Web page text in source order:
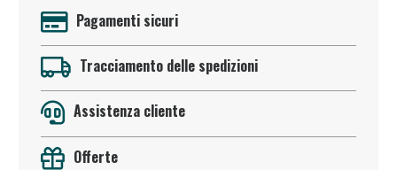
Pagamenti sicuri
Tracciamento delle spedizioni
Assistenza cliente
Offerte
Anticellulite e Fanghi: Sconto fino al 40% valido
oggi!